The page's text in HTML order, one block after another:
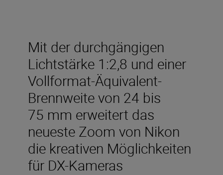
Mit der durchgängigen
Lichtstärke 1:2,8 und einer
Vollformat-Äquivalent-
Brennweite von 24 bis
75 mm erweitert das
neueste Zoom von Nikon
die kreativen Möglichkeiten
für DX-Kameras